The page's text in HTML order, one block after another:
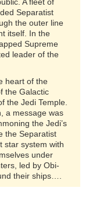
Separatist
the outer line
itself. In the
Supreme
leader of the
heart of the
the Galactic
the Jedi Temple.
a message was
the Jedi’s
the Separatist
star system with
under
led by Obi-
their ships….